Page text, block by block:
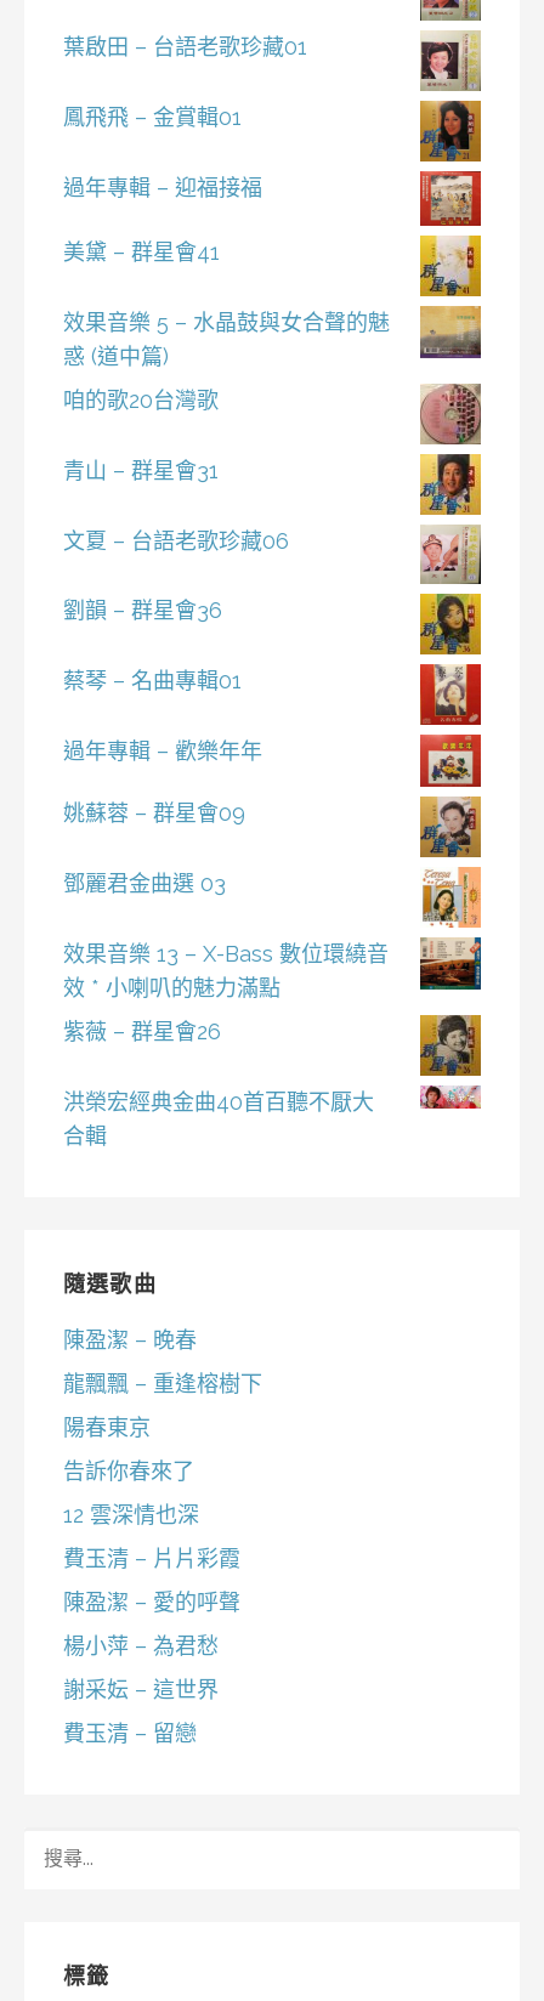
葉啟田 – 台語老歌珍藏01
鳳飛飛 – 金賞輯01
過年專輯 – 迎福接福
美黛 – 群星會41
效果音樂 5 – 水晶鼓與女合聲的魅
惑 (道中篇)
咱的歌20台灣歌
青山 – 群星會31
文夏 – 台語老歌珍藏06
劉韻 – 群星會36
蔡琴 – 名曲專輯01
過年專輯 – 歡樂年年
姚蘇蓉 – 群星會09
鄧麗君金曲選 03
效果音樂 13 – X-Bass 數位環繞音
效 * 小喇叭的魅力滿點
紫薇 – 群星會26
洪榮宏經典金曲40首百聽不厭大
合輯
隨選歌曲
陳盈潔 – 晚春
龍飄飄 – 重逢榕樹下
陽春東京
告訴你春來了
12 雲深情也深
費玉清 – 片片彩霞
陳盈潔 – 愛的呼聲
楊小萍 – 為君愁
謝采妘 – 這世界
費玉清 – 留戀
標籤